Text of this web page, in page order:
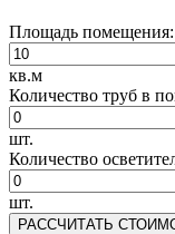
Площадь помещения:
кв.м
Количество труб в
шт.
Количество
шт.
РАССЧИТАТЬ